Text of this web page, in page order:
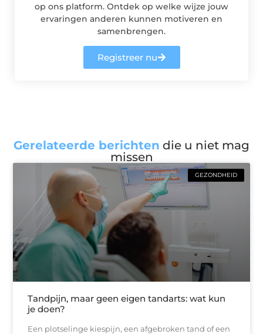
op ons platform. Ontdek op welke wijze jouw
ervaringen anderen kunnen motiveren en
samenbrengen.
Registreer nu
Gerelateerde berichten die u niet mag
missen
GEZONDHEID
Tandpijn, maar geen eigen tandarts: wat kun
je doen?
Een plotselinge kiespijn, een afgebroken tand of een